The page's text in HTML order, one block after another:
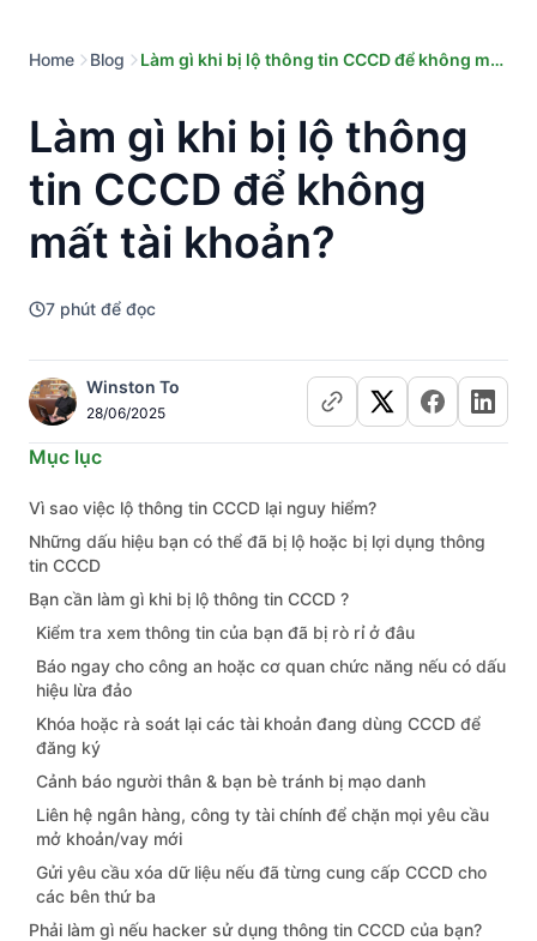
Home Blog
Làm gì khi bị lộ thông tin CCCD để không mất
Làm gì khi bị lộ thông
tin CCCD để không
mất tài khoản?
7 phút để đọc
Winston To
28/06/2025
Mục lục
Vì sao việc lộ thông tin CCCD lại nguy hiểm?
Những dấu hiệu bạn có thể đã bị lộ hoặc bị lợi dụng thông
tin CCCD
Bạn cần làm gì khi bị lộ thông tin CCCD ?
Kiểm tra xem thông tin của bạn đã bị rò rỉ ở đâu
Báo ngay cho công an hoặc cơ quan chức năng nếu có dấu
hiệu lừa đảo
Khóa hoặc rà soát lại các tài khoản đang dùng CCCD để
đăng ký
Cảnh báo người thân & bạn bè tránh bị mạo danh
Liên hệ ngân hàng, công ty tài chính để chặn mọi yêu cầu
mở khoản/vay mới
Gửi yêu cầu xóa dữ liệu nếu đã từng cung cấp CCCD cho
các bên thứ ba
Phải làm gì nếu hacker sử dụng thông tin CCCD của bạn?